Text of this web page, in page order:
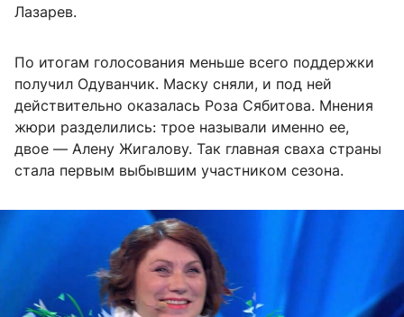
Лазарев.
По итогам голосования меньше всего поддержки
получил Одуванчик. Маску сняли, и под ней
действительно оказалась Роза Сябитова. Мнения
жюри разделились: трое называли именно ее,
двое — Алену Жигалову. Так главная сваха страны
стала первым выбывшим участником сезона.